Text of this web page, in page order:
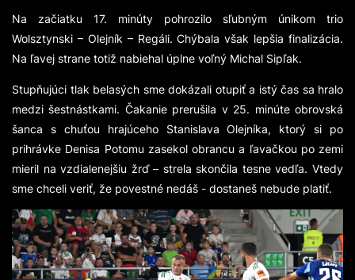
Na začiatku 17. minúty pohrozilo sľubným únikom trio
Wolsztynski – Olejník – Regáli. Chýbala však lepšia finalizácia.
Na ľavej strane totiž nabiehal úplne voľný Michal Sipľak.
Stupňujúci tlak belasých sme dokázali otupiť a istý čas sa hralo
medzi šestnástkami. Čakanie prerušila v 25. minúte obrovská
šanca s chuťou hrajúceho Stanislava Olejníka, ktorý si po
prihrávke Denisa Potomu zasekol obrancu a ľavačkou po zemi
mieril na vzdialenejšiu žrď – strela skončila tesne vedľa. Vtedy
sme chceli veriť, že povestné nedáš - dostaneš nebude platiť.